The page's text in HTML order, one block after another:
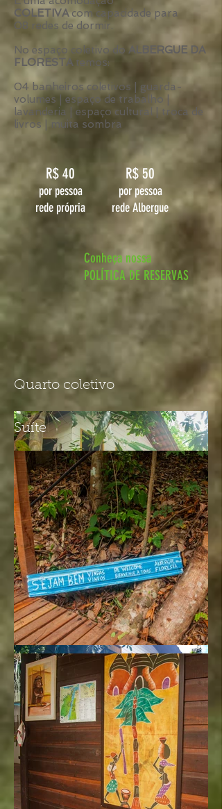
COLETIVAcom capacidade para
08 redes de dormir.
No espaço coletivo do ALBERGUE DA
FLORESTAtemos:
04 banheiros coletivos | guarda-
volumes | espaço de trabalho |
lavanderia | espaço cultural |
troca de
livros |
muita sombra
R$ 40
por pessoa
rede própria
R$ 50
por pessoa
rede Albergue
Conheça nossa
POLÍTICA DE RESERVAS
Quarto coletivo
Suíte